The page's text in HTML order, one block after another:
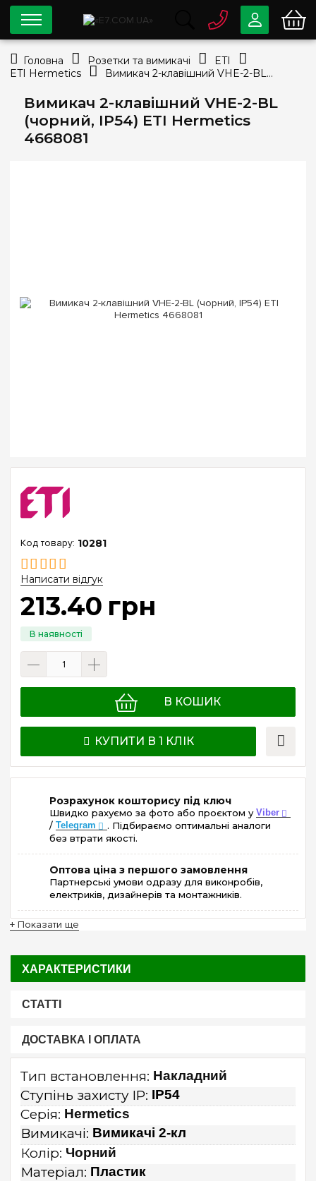
Вимикач 2-клавішний VHE-2-BL
(чорний, IP54) ETI Hermetics
4668081
10281
Написати відгук
213.40 грн
В КОШИК
КУПИТИ В 1 КЛІК
Розрахунок кошторису під ключ
Швидко рахуємо за фото або проєктом у Viber
/ Telegram
. Підбираємо оптимальні аналоги
без втрати якості.
Оптова ціна з першого замовлення
Партнерські умови одразу для виконробів,
електриків, дизайнерів та монтажників.
+ Показати ще
ХАРАКТЕРИСТИКИ
СТАТТІ
ДОСТАВКА І ОПЛАТА
Тип встановлення: Накладний
Ступінь захисту IP: IP54
Серія: Hermetics
Вимикачі: Вимикачі 2-кл
Колір: Чорний
Матеріал: Пластик
0 80033-63-07
info@e7.com.ua
044334-79-78
Viber Telegram
Головна Розетки та вимикачі
ETI
ETI Hermetics
Вимикач 2-клавішний VHE-2-BL (чорний, IP54) ETI Hermetics 4668081